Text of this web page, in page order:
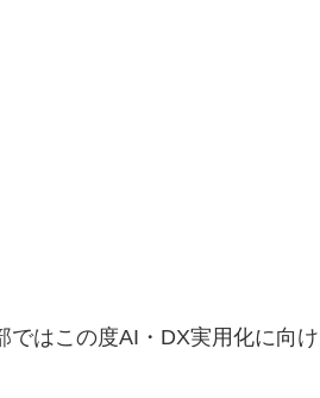
はこの度AI・DX実用化に向